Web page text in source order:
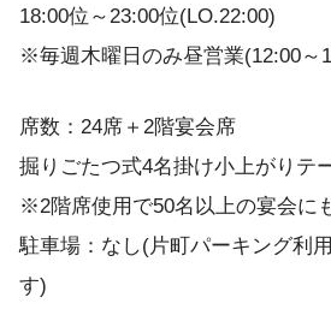
18:00位～23:00位(LO.22:00)
※毎週木曜日のみ昼営業(12:00～
席数：24席＋2階宴会席
掘りごたつ式4名掛け小上がりテ
※2階席使用で50名以上の宴会に
駐車場：なし(片町パーキング利
す)